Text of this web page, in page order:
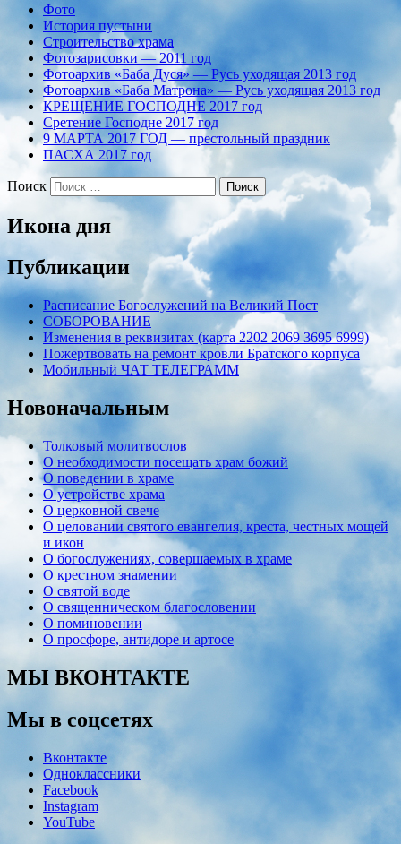
Фото
История пустыни
Строительство храма
Фотозарисовки — 2011 год
Фотоархив «Баба Дуся» — Русь уходящая 2013 год
Фотоархив «Баба Матрона» — Русь уходящая 2013 год
КРЕЩЕНИЕ ГОСПОДНЕ 2017 год
Сретение Господне 2017 год
9 МАРТА 2017 ГОД — престольный праздник
ПАСХА 2017 год
Поиск
Икона дня
Публикации
Расписание Богослужений на Великий Пост
СОБОРОВАНИЕ
Изменения в реквизитах (карта 2202 2069 3695 6999)
Пожертвовать на ремонт кровли Братского корпуса
Мобильный ЧАТ ТЕЛЕГРАММ
Новоначальным
Толковый молитвослов
О необходимости посещать храм божий
О поведении в храме
О устройстве храма
О церковной свече
О целовании святого евангелия, креста, честных мощей
и икон
О богослужениях, совершаемых в храме
О крестном знамении
О святой воде
О священническом благословении
О поминовении
О просфоре, антидоре и артосе
МЫ ВКОНТАКТЕ
Мы в соцсетях
Вконтакте
Одноклассники
Facebook
Instagram
YouTube